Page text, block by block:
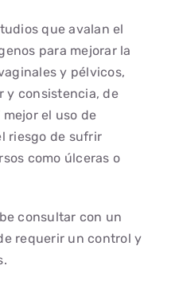
que avalan el
para mejorar la
y pélvicos,
y consistencia, de
mejor el uso de
riesgo de sufrir
como úlceras o
consultar con un
requerir un control y